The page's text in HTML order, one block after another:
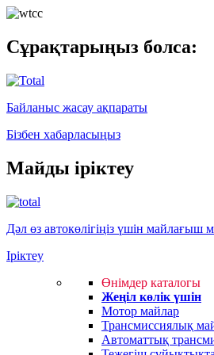
Сұрақтарыңыз болса:
Байланыс жасау ақпараты
Бізбен хабарласыңыз
Майды іріктеу
Дәл өз автокөлігіңіз үшін майлағыш
Іріктеу
Өнімдер каталогы
Жеңіл көлік үшін
Мотор майлар
Трансмиссиялық
Автоматтық